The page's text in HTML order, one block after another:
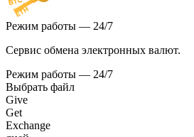
Режим работы — 24/7
Сервис обмена электронных валют.
Режим работы — 24/7
Выбрать файл
Give
Get
Exchange